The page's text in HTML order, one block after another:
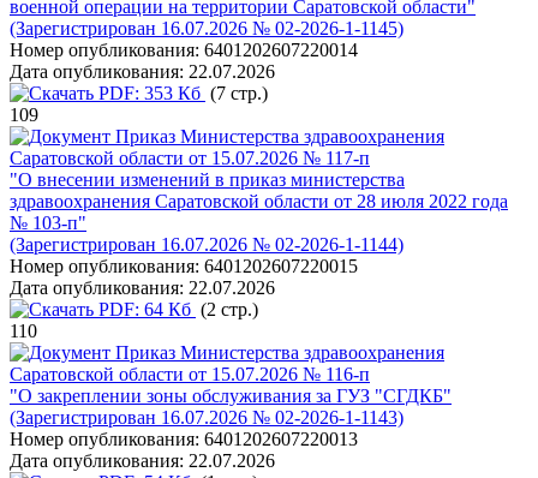
военной операции на территории Саратовской области"
(Зарегистрирован 16.07.2026 № 02-2026-1-1145)
Номер опубликования: 6401202607220014
Дата опубликования: 22.07.2026
PDF: 353 Кб (7 стр.)
109
Приказ Министерства здравоохранения
Саратовской области от 15.07.2026 № 117-п
"О внесении изменений в приказ министерства
здравоохранения Саратовской области от 28 июля 2022 года
№ 103-п"
(Зарегистрирован 16.07.2026 № 02-2026-1-1144)
Номер опубликования: 6401202607220015
Дата опубликования: 22.07.2026
PDF: 64 Кб (2 стр.)
110
Приказ Министерства здравоохранения
Саратовской области от 15.07.2026 № 116-п
"О закреплении зоны обслуживания за ГУЗ "СГДКБ"
(Зарегистрирован 16.07.2026 № 02-2026-1-1143)
Номер опубликования: 6401202607220013
Дата опубликования: 22.07.2026